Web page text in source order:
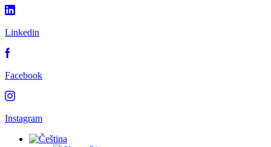
Linkedin
Facebook
Instagram